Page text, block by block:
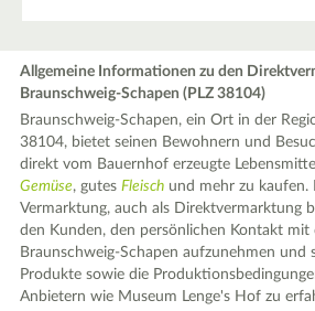
Allgemeine Informationen zu den
Braunschweig-Schapen (PLZ 38104)
Braunschweig-Schapen, ein Ort in der
38104, bietet seinen Bewohnern und
direkt vom Bauernhof erzeugte
Gemüse, gutesFleisch und mehr zu kaufen.
Vermarktung, auch als Direktvermarktung
den Kunden, den persönlichen Kontakt mit
Braunschweig-Schapen aufzunehmen und
Produkte sowie die
Anbietern wie Museum Lenge's Hof zu